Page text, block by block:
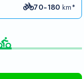
70-180 km*